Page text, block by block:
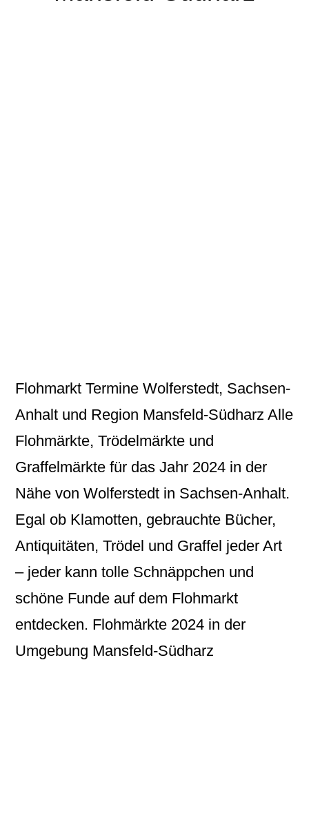
Flohmarkt Termine Wolferstedt, Sachsen-
Anhalt und Region Mansfeld-Südharz Alle
Flohmärkte, Trödelmärkte und
Graffelmärkte für das Jahr 2024 in der
Nähe von Wolferstedt in Sachsen-Anhalt.
Egal ob Klamotten, gebrauchte Bücher,
Antiquitäten, Trödel und Graffel jeder Art
– jeder kann tolle Schnäppchen und
schöne Funde auf dem Flohmarkt
entdecken. Flohmärkte 2024 in der
Umgebung Mansfeld-Südharz